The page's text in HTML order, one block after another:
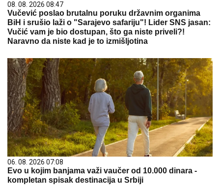
08. 08. 2026 08:47
Vučević poslao brutalnu poruku državnim organima
BiH i srušio laži o "Sarajevo safariju"! Lider SNS jasan:
Vučić vam je bio dostupan, što ga niste priveli?!
Naravno da niste kad je to izmišljotina
06. 08. 2026 07:08
Evo u kojim banjama važi vaučer od 10.000 dinara -
kompletan spisak destinacija u Srbiji